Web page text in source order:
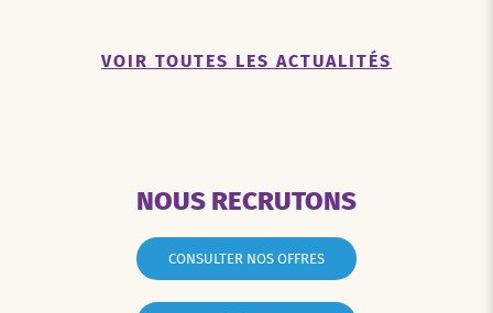
VOIR TOUTES LES ACTUALITÉS
NOUS RECRUTONS
CONSULTER NOS OFFRES